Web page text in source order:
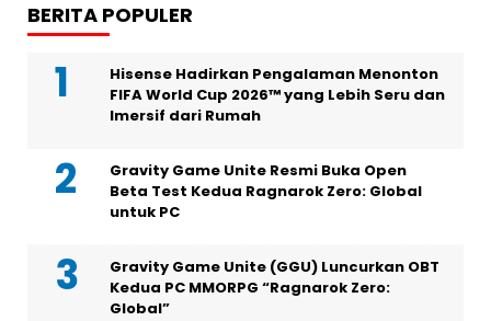
BERITA POPULER
Hisense Hadirkan Pengalaman Menonton
FIFA World Cup 2026™ yang Lebih Seru dan
Imersif dari Rumah
Gravity Game Unite Resmi Buka Open
Beta Test Kedua Ragnarok Zero: Global
untuk PC
Gravity Game Unite (GGU) Luncurkan OBT
Kedua PC MMORPG “Ragnarok Zero:
Global”